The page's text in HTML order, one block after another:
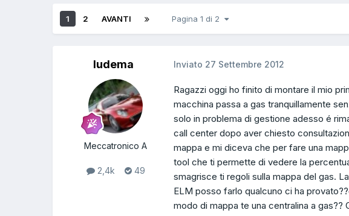
1 2 AVANTI Pagina 1 di 2
ludema
Meccatronico A
2,4k 49
Inviato 27 Settembre 2012
Ragazzi oggi ho finito di montare il mio
macchina passa a gas tranquillamente
solo in problema di gestione adesso é
call center dopo aver chiesto
mappa e mi diceva che per fare una
tool che ti permette di vedere la
smagrisce ti regoli sulla mappa del gas.
ELM posso farlo qualcuno ci ha
modo di mappa te una centralina a